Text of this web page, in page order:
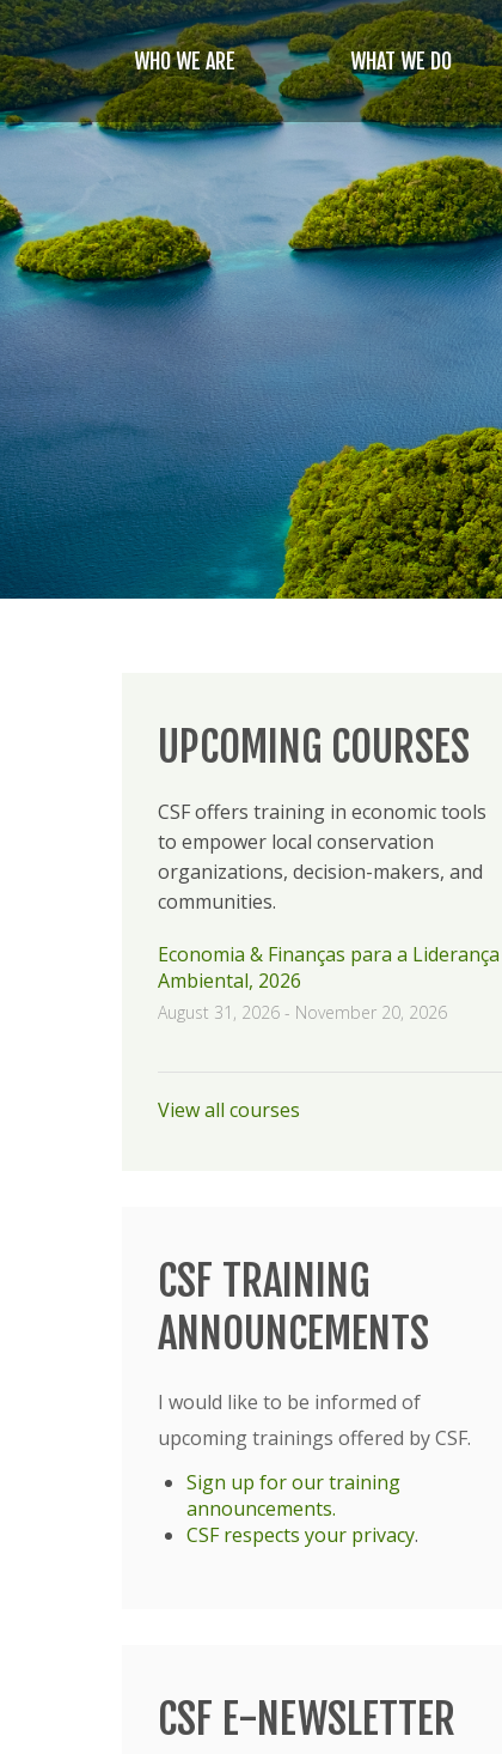
Skip
to
main
content
WHO WE ARE WHAT WE DO
UPCOMING COURSES
CSF offers training in economic tools
to empower local conservation
organizations, decision-makers, and
communities.
Economia & Finanças para a Liderança
Ambiental, 2026
August 31, 2026 - November 20, 2026
View all courses
CSF TRAINING
ANNOUNCEMENTS
I would like to be informed of
upcoming trainings offered by CSF.
Sign up for our training
announcements.
CSF respects your privacy.
CSF E-NEWSLETTER